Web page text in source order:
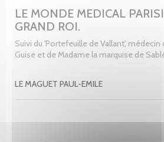
LE MONDE MEDICAL
GRAND ROI.
Suivi du 'Portefeuille de Vallant', médecin
Guise et de Madame la marquise de
LE MAGUET PAUL-EMILE